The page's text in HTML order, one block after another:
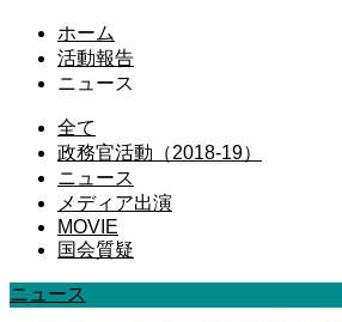
ホーム
活動報告
ニュース
全て
政務官活動（2018-19）
ニュース
メディア出演
MOVIE
国会質疑
ニュース